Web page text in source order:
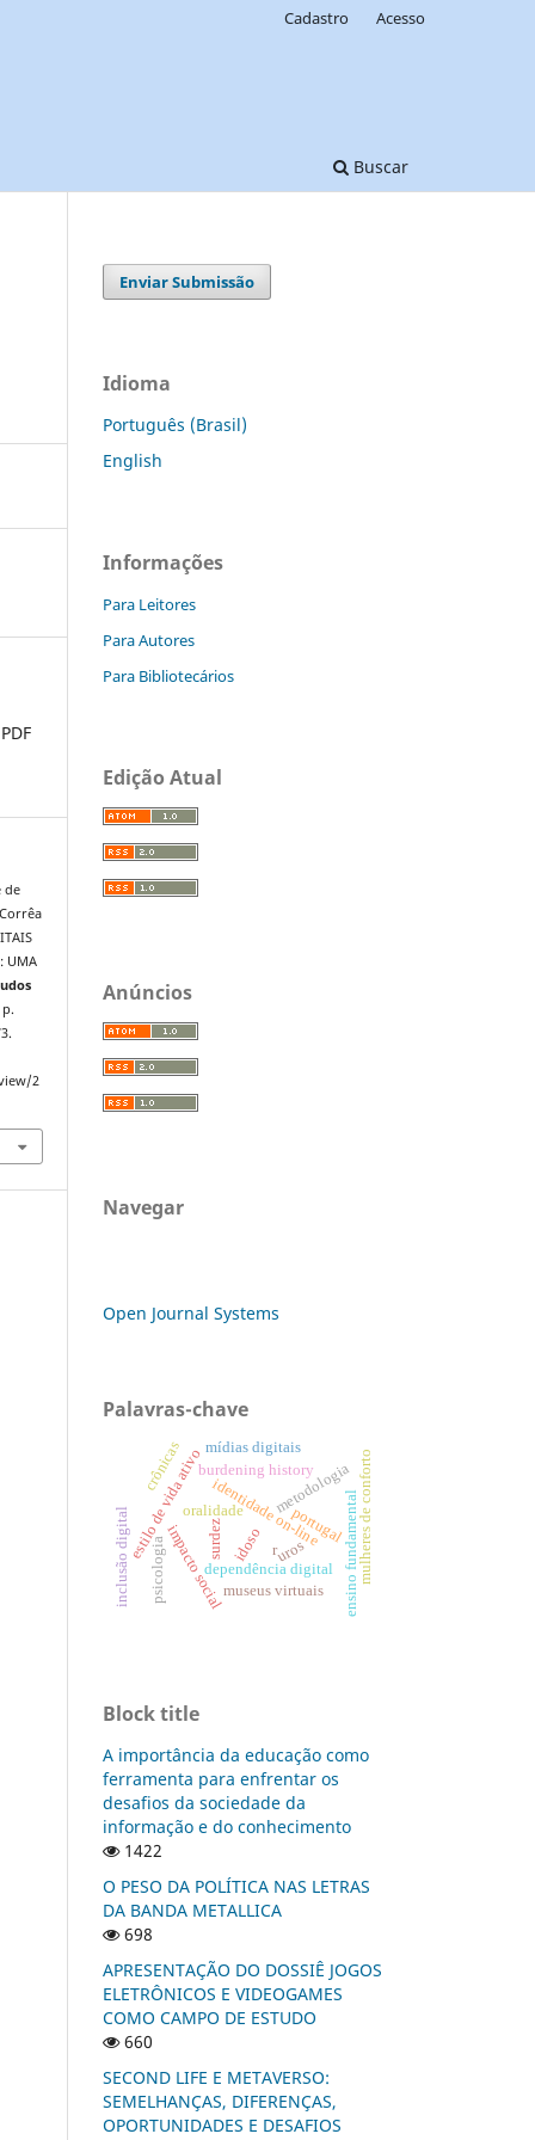
Buscar
Cadastro Acesso
PDF
de
UMA
2
Enviar Submissão
Idioma
Português (Brasil)
English
Informações
Para Leitores
Para Autores
Para Bibliotecários
Edição Atual
Anúncios
Navegar
Open Journal Systems
Palavras-chave
idoso
identidade on-line
burdening historymetodologia
oralidade
dependência digital
estilo de vida ativo
impacto social
psicologia ensino fundamental
mídias digitais
uros
crônicas mulheres de conforto
surdez
inclusão digital r
portugal
museus virtuais
Block title
A importância da educação como
ferramenta para enfrentar os
desafios da sociedade da
informação e do conhecimento
1422
O PESO DA POLÍTICA NAS LETRAS
DA BANDA METALLICA
698
APRESENTAÇÃO DO DOSSIÊ JOGOS
ELETRÔNICOS E VIDEOGAMES
COMO CAMPO DE ESTUDO
660
SECOND LIFE E METAVERSO:
SEMELHANÇAS, DIFERENÇAS,
OPORTUNIDADES E DESAFIOS